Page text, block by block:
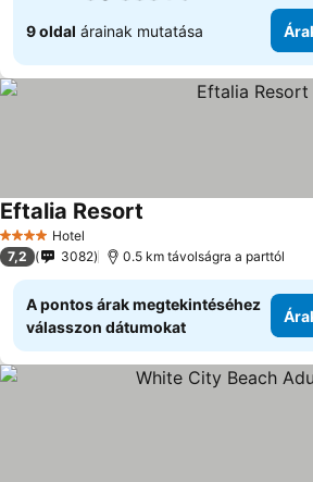
9 oldal árainak mutatása
4 KategóriaHotel
Eftalia Resort
7,2 3082 0.5 km távolságra a parttól
A pontos árak megtekintéséhez
válasszon dátumokat